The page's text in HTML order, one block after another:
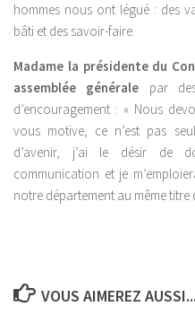
hommes nous ont légué : des
bâti et des savoir-faire.
Madame la présidente du
assemblée générale par
d’encouragement : « Nous
vous motive, ce n’est pas
d’avenir, j’ai le désir de
communication et je
notre département au même titre
VOUS AIMEREZ AUSSI...